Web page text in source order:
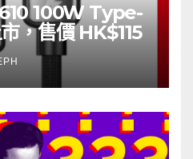
100W Type-
，售價 HK$115